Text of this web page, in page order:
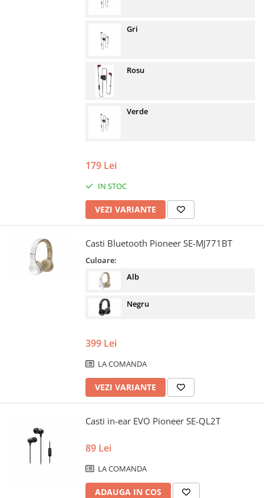
Gri
Rosu
Verde
179 Lei
IN STOC
VEZI VARIANTE
Casti Bluetooth Pioneer SE-MJ771BT
Culoare:
Alb
Negru
399 Lei
LA COMANDA
VEZI VARIANTE
Casti in-ear EVO Pioneer SE-QL2T
89 Lei
LA COMANDA
ADAUGA IN COS